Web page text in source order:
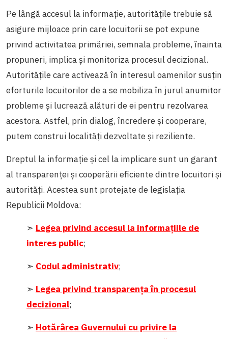
Pe lângă accesul la informație, autoritățile trebuie să
asigure mijloace prin care locuitorii se pot expune
privind activitatea primăriei, semnala probleme, înainta
propuneri, implica și monitoriza procesul decizional.
Autoritățile care activează în interesul oamenilor susțin
eforturile locuitorilor de a se mobiliza în jurul anumitor
probleme și lucrează alături de ei pentru rezolvarea
acestora. Astfel, prin dialog, încredere și cooperare,
putem construi localități dezvoltate și reziliente.
Dreptul la informație și cel la implicare sunt un garant
al transparenței și cooperării eficiente dintre locuitori și
autorități. Acestea sunt protejate de legislația
Republicii Moldova:
➣ Legea privind accesul la informațiile de
interes public;
➣ Codul administrativ;
➣ Legea privind transparenţa în procesul
decizional;
➣ Hotărârea Guvernului cu privire la